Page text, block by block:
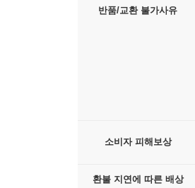
반품/교환 불가사유
소비자 피해보상
환불 지연에 따른 배상